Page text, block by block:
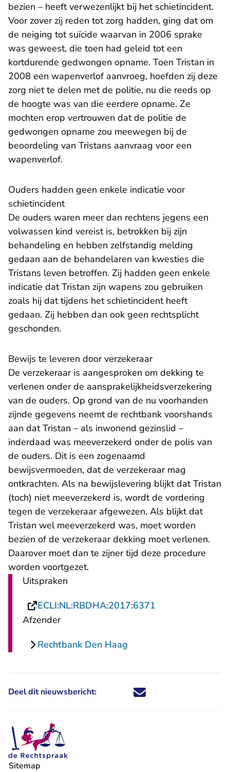
bezien – heeft verwezenlijkt bij het schietincident.
Voor zover zij reden tot zorg hadden, ging dat om
de neiging tot suïcide waarvan in 2006 sprake
was geweest, die toen had geleid tot een
kortdurende gedwongen opname. Toen Tristan in
2008 een wapenverlof aanvroeg, hoefden zij deze
zorg niet te delen met de politie, nu die reeds op
de hoogte was van die eerdere opname. Ze
mochten erop vertrouwen dat de politie de
gedwongen opname zou meewegen bij de
beoordeling van Tristans aanvraag voor een
wapenverlof.
Ouders hadden geen enkele indicatie voor
schietincident
De ouders waren meer dan rechtens jegens een
volwassen kind vereist is, betrokken bij zijn
behandeling en hebben zelfstandig melding
gedaan aan de behandelaren van kwesties die
Tristans leven betroffen. Zij hadden geen enkele
indicatie dat Tristan zijn wapens zou gebruiken
zoals hij dat tijdens het schietincident heeft
gedaan. Zij hebben dan ook geen rechtsplicht
geschonden.
Bewijs te leveren door verzekeraar
De verzekeraar is aangesproken om dekking te
verlenen onder de aansprakelijkheidsverzekering
van de ouders. Op grond van de nu voorhanden
zijnde gegevens neemt de rechtbank voorshands
aan dat Tristan – als inwonend gezinslid –
inderdaad was meeverzekerd onder de polis van
de ouders. Dit is een zogenaamd
bewijsvermoeden, dat de verzekeraar mag
ontkrachten. Als na bewijslevering blijkt dat Tristan
(toch) niet meeverzekerd is, wordt de vordering
tegen de verzekeraar afgewezen. Als blijkt dat
Tristan wel meeverzekerd was, moet worden
bezien of de verzekeraar dekking moet verlenen.
Daarover moet dan te zijner tijd deze procedure
worden voortgezet.
Uitspraken
ECLI:NL:RBDHA:2017:6371
Afzender
Rechtbank Den Haag
Deel dit nieuwsbericht: Deel dit nieuwsbericht via X -
Deel dit nieuwsbericht via
Deel dit nieuwsbericht
Deel dit
Sitemap